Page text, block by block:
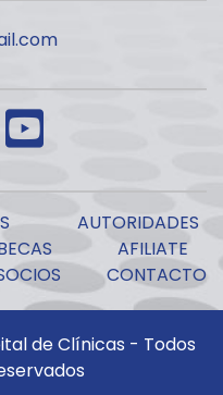
AUTORIDADES
AFILIATE
CONTACTO
de Clínicas - Todos